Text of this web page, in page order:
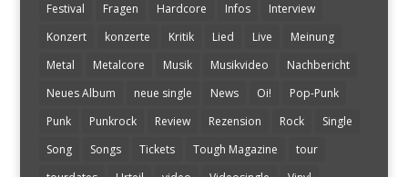
Festival
Fragen Hardcore Infos
Interview
Konzert
konzerte Kritik Lied Live
Meinung
Metal
Metalcore Musik Musikvideo
Nachbericht
Neues Album
neue single News Oi!
Pop-Punk
Punk
Punkrock Review Rezension Rock
Single
Song
Songs Tickets Tough Magazine
tour